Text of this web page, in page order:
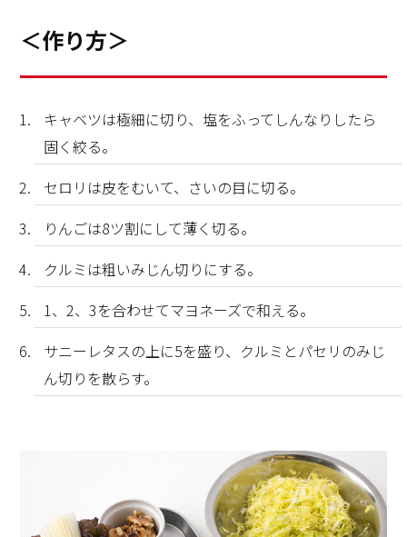
＜作り方＞
キャベツは極細に切り、塩をふってしんなりしたら
固く絞る。
セロリは皮をむいて、さいの目に切る。
りんごは8ツ割にして薄く切る。
クルミは粗いみじん切りにする。
1、2、3を合わせてマヨネーズで和える。
サニーレタスの上に5を盛り、クルミとパセリのみじ
ん切りを散らす。